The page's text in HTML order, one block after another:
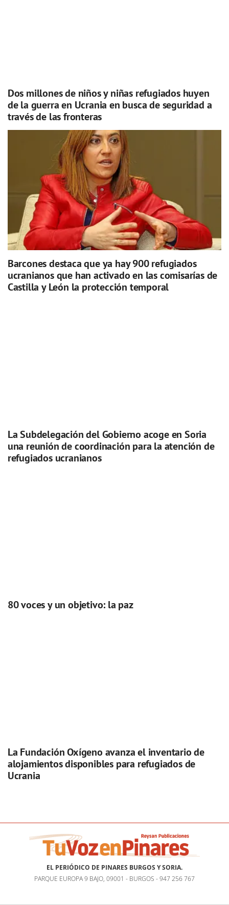
Dos millones de niños y niñas refugiados huyen
de la guerra en Ucrania en busca de seguridad a
través de las fronteras
Barcones destaca que ya hay 900 refugiados
ucranianos que han activado en las comisarías de
Castilla y León la protección temporal
La Subdelegación del Gobierno acoge en Soria
una reunión de coordinación para la atención de
refugiados ucranianos
80 voces y un objetivo: la paz
La Fundación Oxígeno avanza el inventario de
alojamientos disponibles para refugiados de
Ucrania
EL PERIÓDICO DE PINARES BURGOS Y SORIA.
PARQUE EUROPA 9 BAJO, 09001 - BURGOS - 947 256 767